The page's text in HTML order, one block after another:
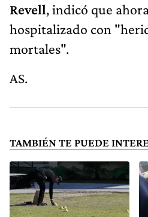
Revell, indicó que
hospitalizado con
mortales".
AS.
TAMBIÉN TE PUEDE